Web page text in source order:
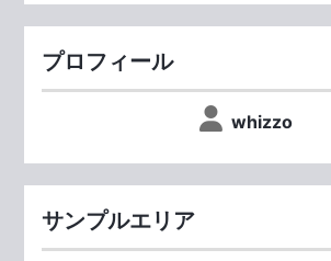
プロフィール
whizzo
サンプルエリア